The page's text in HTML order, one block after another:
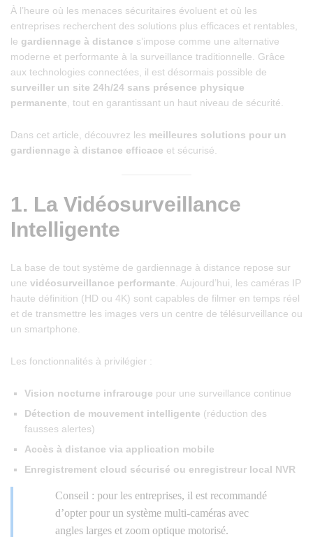
À l’heure où les menaces sécuritaires évoluent et où les
entreprises recherchent des solutions plus efficaces et rentables,
le gardiennage à distance s’impose comme une alternative
moderne et performante à la surveillance traditionnelle. Grâce
aux technologies connectées, il est désormais possible de
surveiller un site 24h/24 sans présence physique
permanente , tout en garantissant un haut niveau de sécurité.
Dans cet article, découvrez les meilleures solutions pour un
gardiennage à distance efficace et sécurisé.
1. La Vidéosurveillance
Intelligente
La base de tout système de gardiennage à distance repose sur
une vidéosurveillance performante. Aujourd’hui, les caméras IP
haute définition (HD ou 4K) sont capables de filmer en temps réel
et de transmettre les images vers un centre de télésurveillance ou
un smartphone.
Les fonctionnalités à privilégier :
Vision nocturne infrarouge pour une surveillance continue
Détection de mouvement intelligente (réduction des
fausses alertes)
Accès à distance via application mobile
Enregistrement cloud sécurisé ou enregistreur local NVR
Conseil : pour les entreprises, il est recommandé
d’opter pour un système multi-caméras avec
angles larges et zoom optique motorisé.